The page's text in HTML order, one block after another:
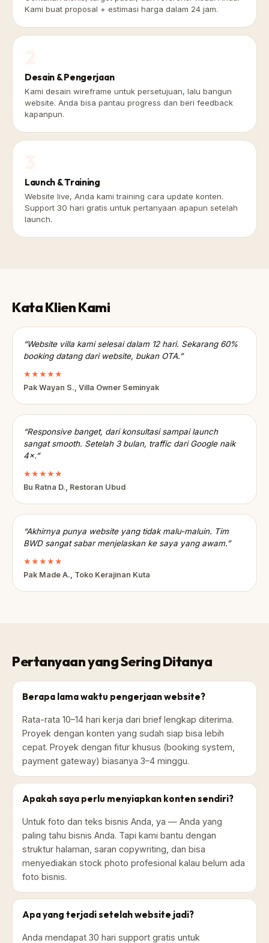
Kami buat proposal + estimasi harga dalam 24 jam.
Desain & Pengerjaan
Kami desain wireframe untuk persetujuan, lalu bangun
website. Anda bisa pantau progress dan beri feedback
kapanpun.
Launch & Training
Website live, Anda kami training cara update konten.
Support 30 hari gratis untuk pertanyaan apapun setelah
launch.
Kata Klien Kami
“Website villa kami selesai dalam 12 hari. Sekarang 60%
booking datang dari website, bukan OTA.”
★★★★★
Pak Wayan S., Villa Owner Seminyak
“Responsive banget, dari konsultasi sampai launch
sangat smooth. Setelah 3 bulan, traffic dari Google naik
4×.”
★★★★★
Bu Ratna D., Restoran Ubud
“Akhirnya punya website yang tidak malu-maluin. Tim
BWD sangat sabar menjelaskan ke saya yang awam.”
★★★★★
Pak Made A., Toko Kerajinan Kuta
Pertanyaan yang Sering Ditanya
Berapa lama waktu pengerjaan website?
Rata-rata 10–14 hari kerja dari brief lengkap diterima.
Proyek dengan konten yang sudah siap bisa lebih
cepat. Proyek dengan fitur khusus (booking system,
payment gateway) biasanya 3–4 minggu.
Apakah saya perlu menyiapkan konten sendiri?
Untuk foto dan teks bisnis Anda, ya — Anda yang
paling tahu bisnis Anda. Tapi kami bantu dengan
struktur halaman, saran copywriting, dan bisa
menyediakan stock photo profesional kalau belum ada
foto bisnis.
Apa yang terjadi setelah website jadi?
Anda mendapat 30 hari support gratis untuk